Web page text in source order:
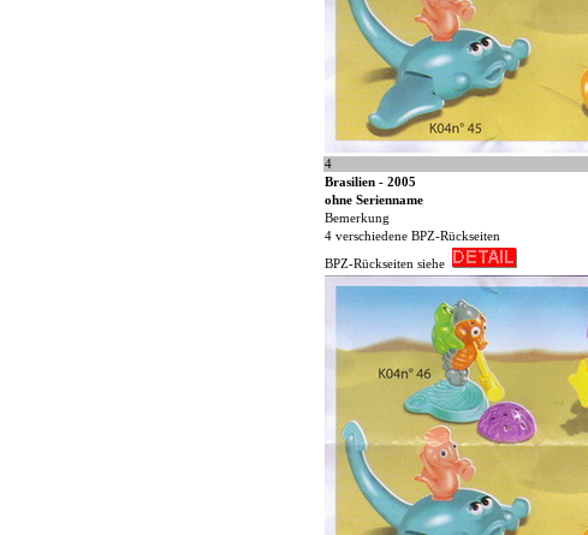
4
Brasilien - 2005
ohne Serienname
Bemerkung
4 verschiedene BPZ-Rückseiten
BPZ-Rückseiten siehe